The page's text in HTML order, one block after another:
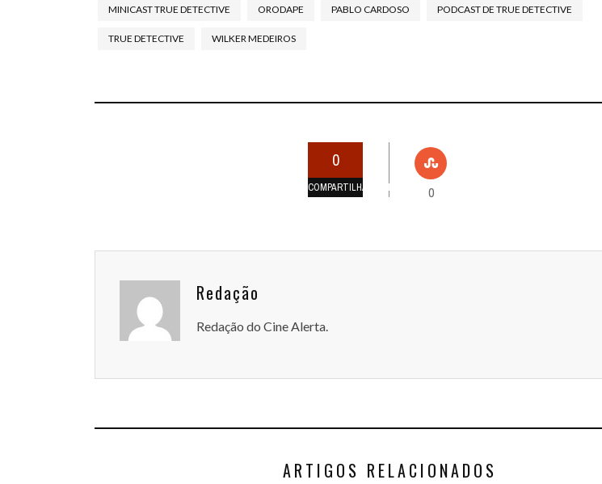
MINICAST TRUE DETECTIVE ORODAPE PABLO CARDOSO PODCAST DE TRUE DETECTIVE
TRUE DETECTIVE WILKER MEDEIROS
0
COMPARTILHAMENTOS 0
Redação
Redação do Cine Alerta.
ARTIGOS RELACIONADOS